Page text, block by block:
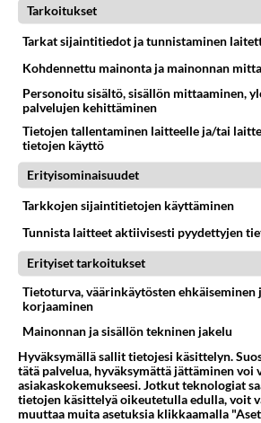
SUOMEN KESKUSTA
On meillä Keskustassa ollut vaikka
juntteja! Vanha kunnon pastori
Järvilahti! Ja samanlaisia ns
ollut täynnä, mutta Järvilahdessa
aitokepulaisuutta! Vanha...
09.08.2026 07:46
SUOMEN KESKUSTA
Aromipesästä
Jos illalla laittaa VKKlaiseen
niin aamulla siellä on johtaja! HO
Tarkoitukset
Tarkat sijaintitiedot ja tunnistaminen
Kohdennettu mainonta ja mainonnan
Personoitu sisältö, sisällön mittaaminen,
palvelujen kehittäminen
Tietojen tallentaminen laitteelle ja/tai
tietojen käyttö
Erityisominaisuudet
Tarkkojen sijaintitietojen käyttäminen
Tunnista laitteet aktiivisesti pyydettyjen
Erityiset tarkoitukset
Tietoturva, väärinkäytösten ehkäiseminen
korjaaminen
Mainonnan ja sisällön tekninen jakelu
Hyväksymällä sallit tietojesi käsittelyn.
tätä palvelua, hyväksymättä jättäminen voi
asiakaskokemukseesi. Jotkut teknologiat
tietojen käsittelyä oikeutetulla edulla, voit
muuttaa muita asetuksia klikkaamalla